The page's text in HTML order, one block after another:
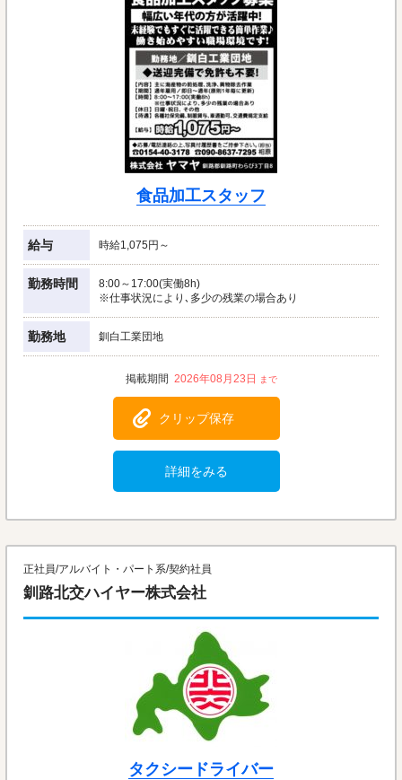
食品加工スタッフ
給与 時給1,075円～
勤務時間
8:00～17:00(実働8h)
※仕事状況により､多少の残業の場合あり
勤務地 釧白工業団地
2026年08月23日
クリップ保存
詳細をみる
正社員/アルバイト・パート系/契約社員
釧路北交ハイヤー株式会社
タクシードライバー